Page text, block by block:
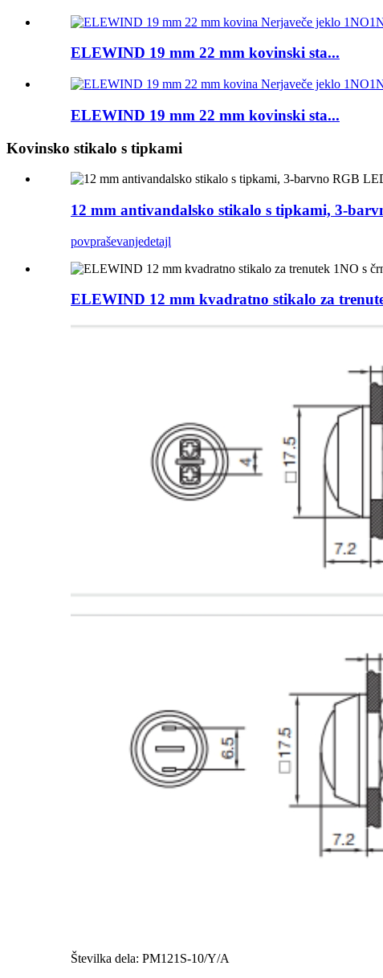
ELEWIND 19 mm 22 mm kovinski sta...
ELEWIND 19 mm 22 mm kovinski sta...
Kovinsko stikalo s tipkami
12 mm antivandalsko stikalo s tipkami, 3-
povpraševanjedetajl
ELEWIND 12 mm kvadratno stikalo za
Številka dela: PM121S-10/Y/A